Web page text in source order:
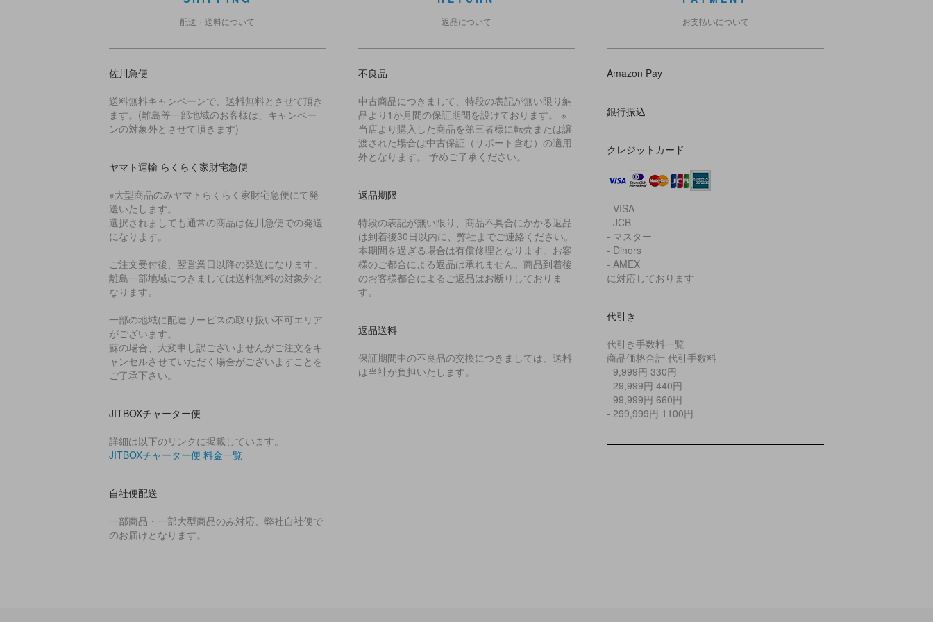
配送・送料について
佐川急便
送料無料キャンペーンで、送料無料とさせて頂き
ます。(離島等一部地域のお客様は、キャンペー
ンの対象外とさせて頂きます)
ヤマト運輸 らくらく家財宅急便
※大型商品のみヤマトらくらく家財宅急便にて発
送いたします。
選択されましても通常の商品は佐川急便での発送
になります。
ご注文受付後、翌営業日以降の発送になります。
離島一部地域につきましては送料無料の対象外と
なります。
一部の地域に配達サービスの取り扱い不可エリア
がございます。
蘇の場合、大変申し訳ございませんがご注文をキ
ャンセルさせていただく場合がございますことを
ご了承下さい。
JITBOXチャーター便
詳細は以下のリンクに掲載しています。
JITBOXチャーター便 料金一覧
自社便配送
一部商品・一部大型商品のみ対応、弊社自社便で
のお届けとなります。
返品について
不良品
中古商品につきまして、特段の表記が無い限り納
品より1か月間の保証期間を設けております。 ※
当店より購入した商品を第三者様に転売または譲
渡された場合は中古保証（サポート含む）の適用
外となります。 予めご了承ください。
返品期限
特段の表記が無い限り、商品不具合にかかる返品
は到着後30日以内に、弊社までご連絡ください。
本期間を過ぎる場合は有償修理となります。お客
様のご都合による返品は承れません。商品到着後
のお客様都合によるご返品はお断りしておりま
す。
返品送料
保証期間中の不良品の交換につきましては、送料
は当社が負担いたします。
お支払いについて
Amazon Pay
銀行振込
クレジットカード
- VISA
- JCB
- マスター
- Dinors
- AMEX
に対応しております
代引き
代引き手数料一覧
商品価格合計 代引手数料
- 9,999円 330円
- 29,999円 440円
- 99,999円 660円
- 299,999円 1100円